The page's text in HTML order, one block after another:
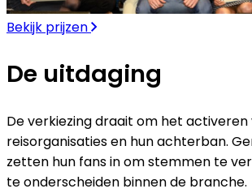
Bekijk prijzen
De uitdaging
De verkiezing draait om het activeren
reisorganisaties en hun achterban.
zetten hun fans in om stemmen te
te onderscheiden binnen de branche.